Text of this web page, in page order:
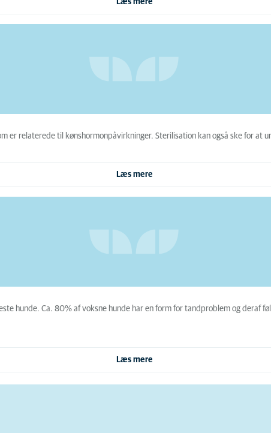
er relaterede til kønshormonpåvirkninger. Sterilisation kan også ske for
Læs mere
hunde. Ca. 80% af voksne hunde har en form for tandproblem og
Læs mere